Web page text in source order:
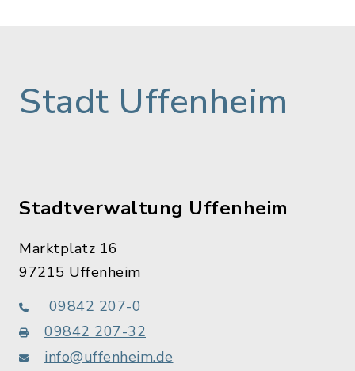
Stadt Uffenheim
Stadtverwaltung Uffenheim
Marktplatz 16
97215 Uffenheim
09842 207-0
09842 207-32
info@uffenheim.de